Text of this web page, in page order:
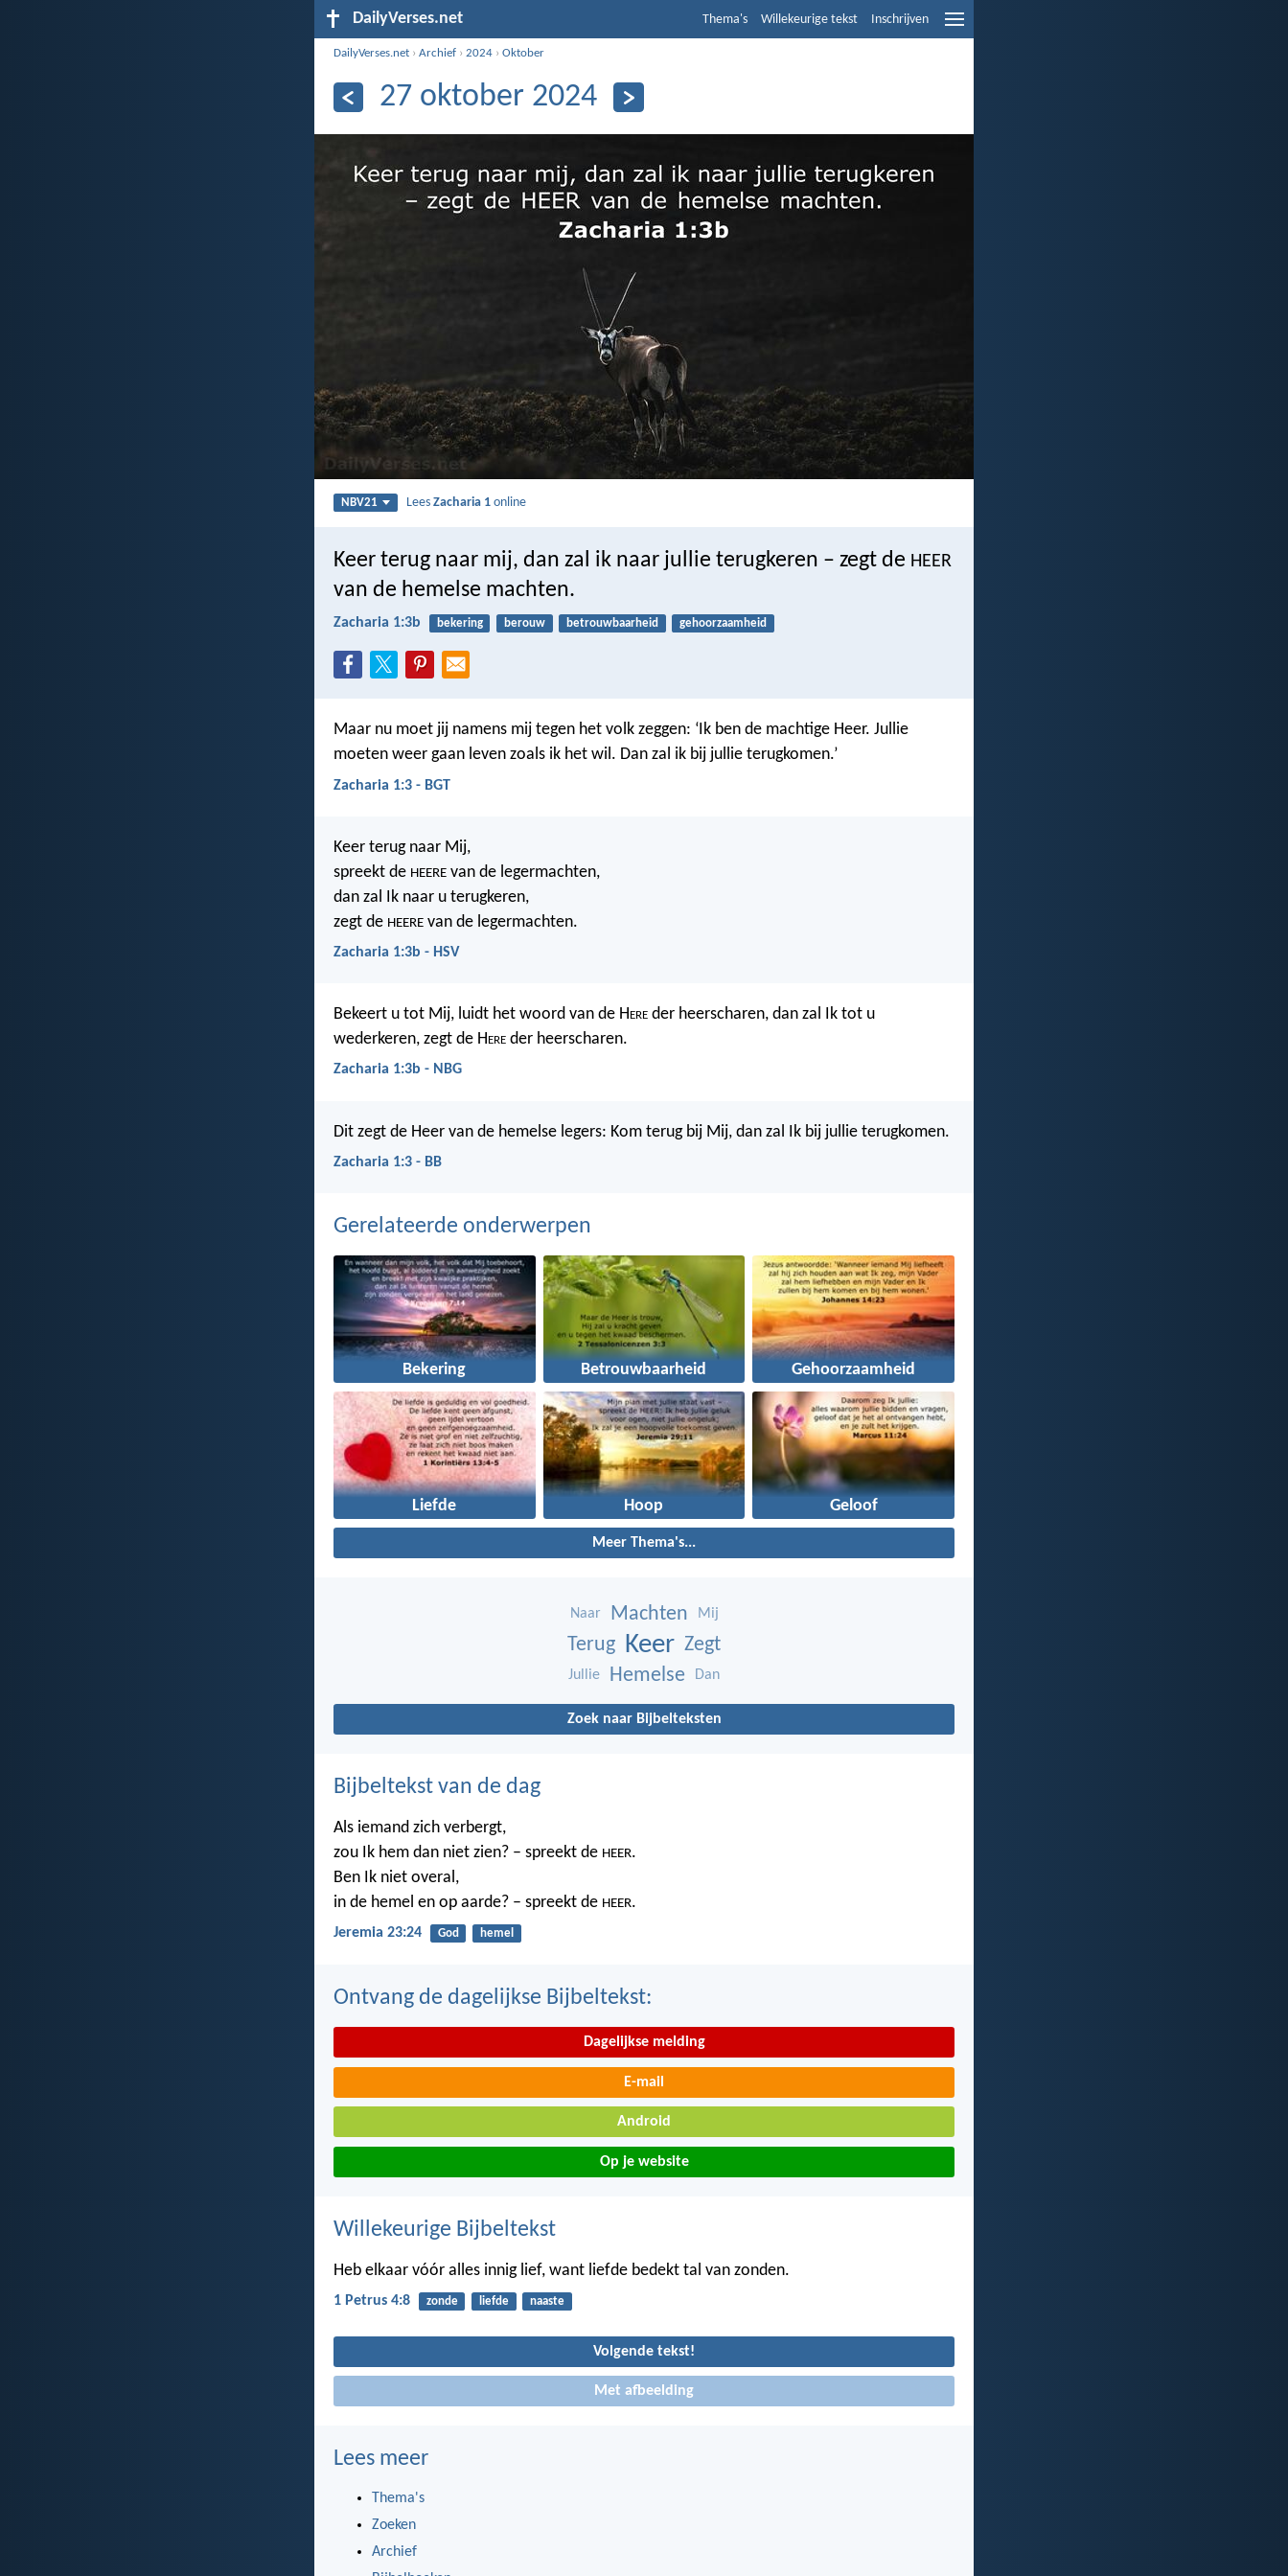
DailyVerses.net Thema's Willekeurige tekst Inschrijven
DailyVerses.net ›Archief ›2024 ›Oktober
27 oktober 2024
NBV21 LeesZacharia 1 online
Keer terug naar mij, dan zal ik naar jullie terugkeren – zegt de HEER
van de hemelse machten.
Zacharia 1:3b bekering berouw betrouwbaarheid gehoorzaamheid
Maar nu moet jij namens mij tegen het volk zeggen: ‘Ik ben de machtige Heer. Jullie
moeten weer gaan leven zoals ik het wil. Dan zal ik bij jullie terugkomen.’
Zacharia 1:3 - BGT
Keer terug naar Mij,
spreekt de HEERE van de legermachten,
dan zal Ik naar u terugkeren,
zegt de HEERE van de legermachten.
Zacharia 1:3b - HSV
Bekeert u tot Mij, luidt het woord van de Here der heerscharen, dan zal Ik tot u
wederkeren, zegt de Here der heerscharen.
Zacharia 1:3b - NBG
Dit zegt de Heer van de hemelse legers: Kom terug bij Mij, dan zal Ik bij jullie terugkomen.
Zacharia 1:3 - BB
Gerelateerde onderwerpen
Bekering Betrouwbaarheid Gehoorzaamheid
Liefde Hoop Geloof
Meer Thema's...
Naar Machten Mij
Terug Keer Zegt
Jullie Hemelse Dan
Zoek naar Bijbelteksten
Bijbeltekst van de dag
Als iemand zich verbergt,
zou Ik hem dan niet zien? – spreekt de HEER.
Ben Ik niet overal,
in de hemel en op aarde? – spreekt de HEER.
Jeremia 23:24 God hemel
Ontvang de dagelijkse Bijbeltekst:
Dagelijkse melding
E-mail
Android
Op je website
Willekeurige Bijbeltekst
Heb elkaar vóór alles innig lief, want liefde bedekt tal van zonden.
1 Petrus 4:8 zonde liefde naaste
Volgende tekst!
Met afbeelding
Lees meer
Thema's
Zoeken
Archief